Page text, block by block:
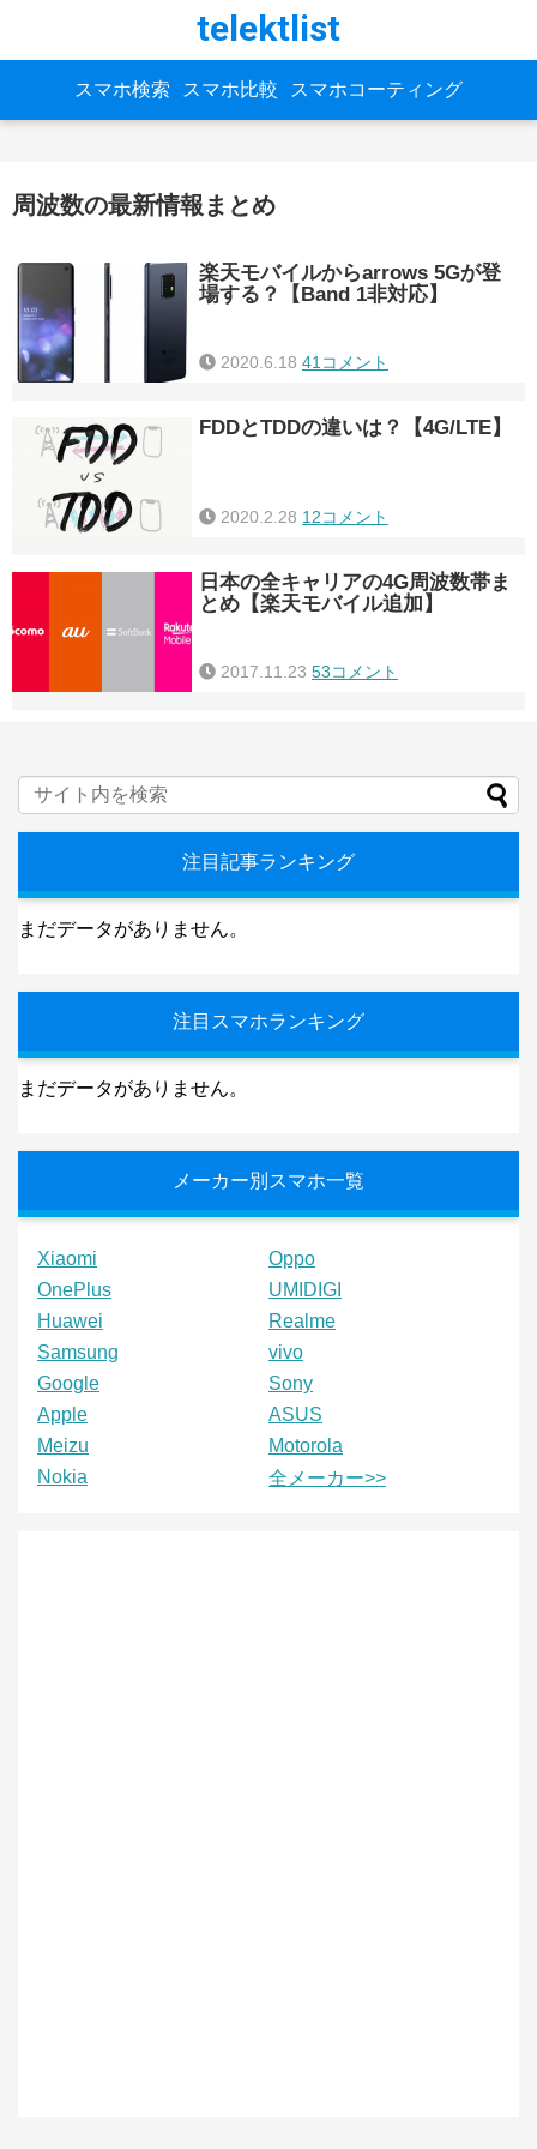
telektlist
スマホ検索 スマホ比較 スマホコーティング
周波数の最新情報まとめ
楽天モバイルからarrows 5Gが登
場する？【Band 1非対応】
2020.6.18 41コメント
FDDとTDDの違いは？【4G/LTE】
2020.2.28 12コメント
日本の全キャリアの4G周波数帯ま
とめ【楽天モバイル追加】
2017.11.23 53コメント
注目記事ランキング
まだデータがありません。
注目スマホランキング
まだデータがありません。
メーカー別スマホ一覧
Xiaomi
Oppo
OnePlus
UMIDIGI
Huawei
Realme
Samsung
vivo
Google
Sony
Apple
ASUS
Meizu
Motorola
Nokia
全メーカー>>